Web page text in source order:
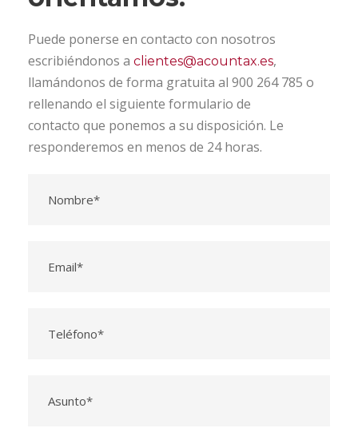
Puede ponerse en contacto con nosotros
escribiéndonos a clientes@acountax.es,
llamándonos de forma gratuita al 900 264 785 o
rellenando el siguiente formulario de
contacto que ponemos a su disposición. Le
responderemos en menos de 24 horas.